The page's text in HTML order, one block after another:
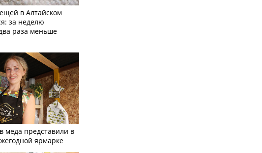
в Алтайском
за неделю
раза меньше
меда представили в
ярмарке